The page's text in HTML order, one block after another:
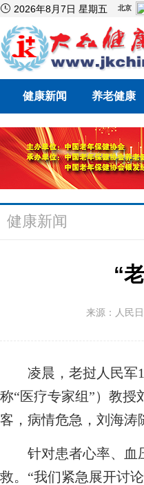
 2026年8月7日 星期五
健康新闻 养老健康
健康新闻
“
来源：人民
凌晨，老挝人民军
称“医疗专家组”）教
客，病情危急，刘海涛
针对患者心率、血压
救。“我们紧急展开讨